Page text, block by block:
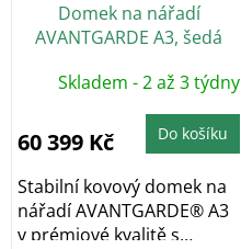
Domek na nářadí
AVANTGARDE A3, šedá
Skladem - 2 až 3 týdny
60 399 Kč Do košíku
Stabilní kovový domek na
nářadí AVANTGARDE® A3
v prémiové kvalitě s